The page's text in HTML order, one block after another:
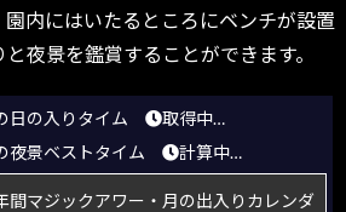
内にはいたるところにベンチが設置
夜景を鑑賞することができます。
日の入りタイム
取得中…
夜景ベストタイム
計算中…
間マジックアワー・月の出入りカレンダ